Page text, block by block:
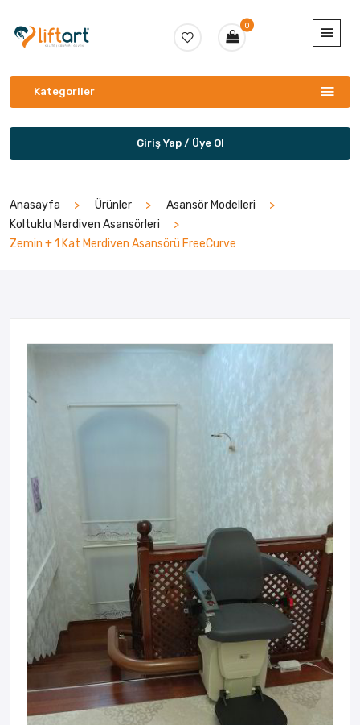
0
Kategoriler
Giriş Yap / Üye Ol
Anasayfa Ürünler
Asansör Modelleri
Koltuklu Merdiven Asansörleri
Zemin + 1 Kat Merdiven Asansörü FreeCurve